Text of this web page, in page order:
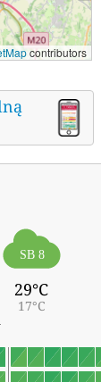
contributors
SB 8
29°C
17°C